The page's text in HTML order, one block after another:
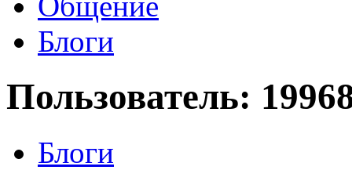
Блоги
Пользователь:
Блоги